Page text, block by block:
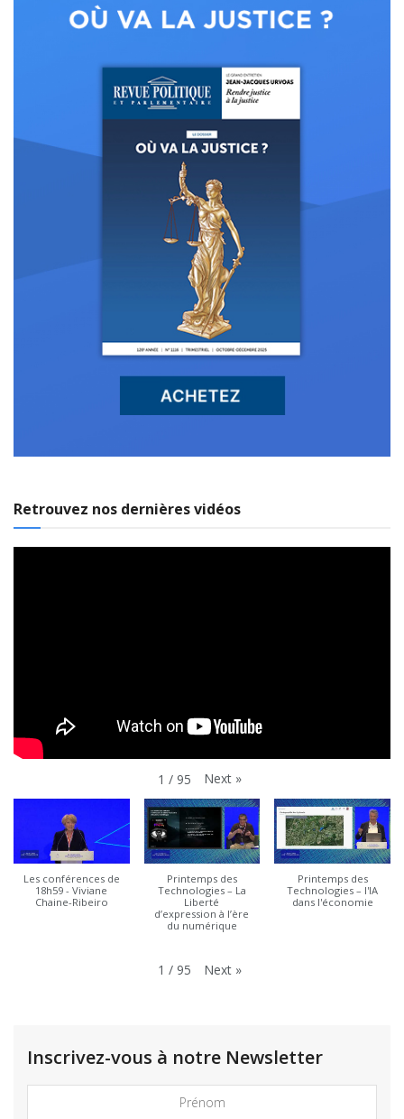
Retrouvez nos dernières vidéos
1 / 95 Next »
Les conférences de
18h59 - Viviane
Chaine-Ribeiro
Printemps des
Technologies – La
Liberté
d’expression à l’ère
du numérique
Printemps des
Technologies – l'IA
dans l'économie
1 / 95 Next »
Inscrivez-vous à notre Newsletter